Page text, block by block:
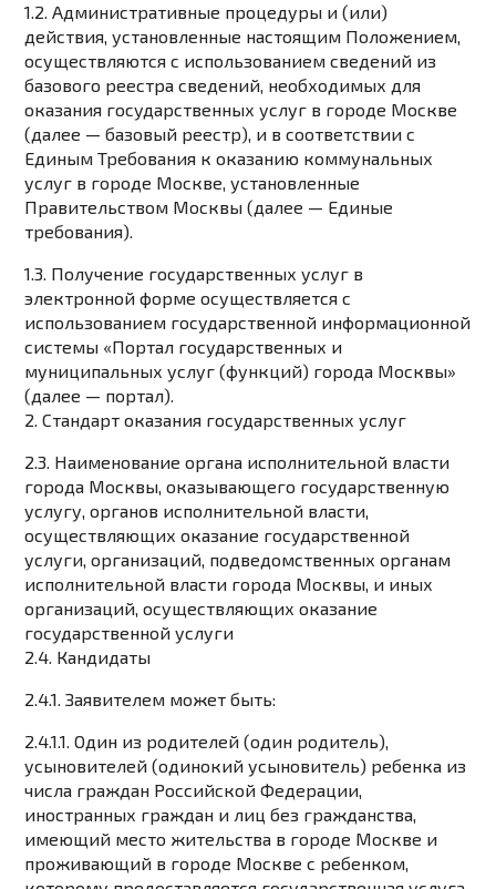
1.2. Административные процедуры и (или)
действия, установленные настоящим Положением,
осуществляются с использованием сведений из
базового реестра сведений, необходимых для
оказания государственных услуг в городе Москве
(далее — базовый реестр), и в соответствии с
Единым Требования к оказанию коммунальных
услуг в городе Москве, установленные
Правительством Москвы (далее — Единые
требования).
1.3. Получение государственных услуг в
электронной форме осуществляется с
использованием государственной информационной
системы «Портал государственных и
муниципальных услуг (функций) города Москвы»
(далее — портал).
2. Стандарт оказания государственных услуг
2.3. Наименование органа исполнительной власти
города Москвы, оказывающего государственную
услугу, органов исполнительной власти,
осуществляющих оказание государственной
услуги, организаций, подведомственных органам
исполнительной власти города Москвы, и иных
организаций, осуществляющих оказание
государственной услуги
2.4. Кандидаты
2.4.1. Заявителем может быть:
2.4.1.1. Один из родителей (один родитель),
усыновителей (одинокий усыновитель) ребенка из
числа граждан Российской Федерации,
иностранных граждан и лиц без гражданства,
имеющий место жительства в городе Москве и
проживающий в городе Москве с ребенком,